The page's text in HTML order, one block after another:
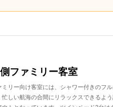
ファミリー客室
ミリー向け客室には、シャワー付きのフ
忙しい航海の合間にリラックスできるよ